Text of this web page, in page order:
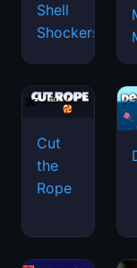
Shell
Shockers
Cut
the
Rope